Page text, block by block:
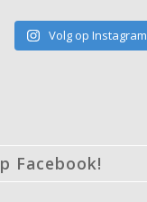
Volg op Instagram
Facebook!